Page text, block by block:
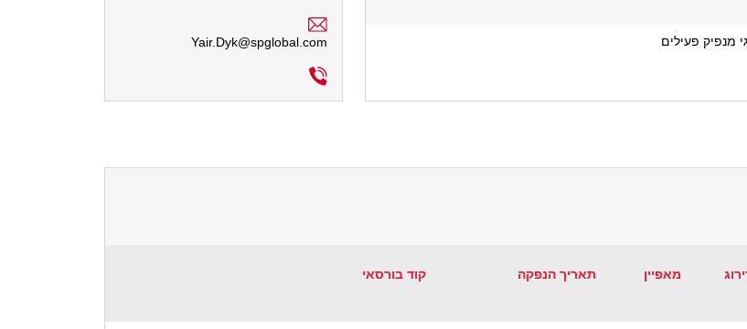
מנפיק פעילים Yair.Dyk@spglobal.com
מאפיין תאריך הנפקה קוד בורסאי